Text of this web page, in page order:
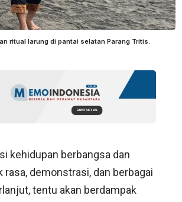
ritual larung di pantai selatan Parang Tritis.
kehidupan berbangsa dan
demonstrasi, dan berbagai
tentu akan berdampak